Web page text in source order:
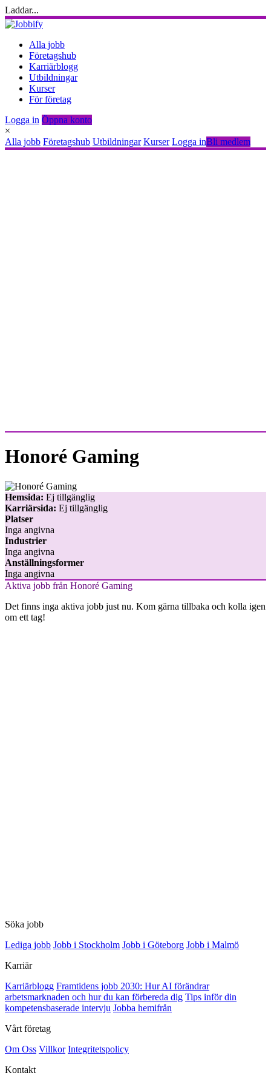
Laddar...
Alla jobb
Företagshub
Karriärblogg
Utbildningar
Kurser
För företag
Logga in Öppna konto
×
Alla jobb Företagshub Utbildningar Kurser Logga inBli medlem
Honoré Gaming
Hemsida: Ej tillgänglig
Karriärsida: Ej tillgänglig
Platser
Inga angivna
Industrier
Inga angivna
Anställningsformer
Inga angivna
Aktiva jobb från Honoré Gaming
Det finns inga aktiva jobb just nu. Kom gärna tillbaka och kolla igen
om ett tag!
Söka jobb
Lediga jobb Jobb i Stockholm Jobb i Göteborg Jobb i Malmö
Karriär
Karriärblogg Framtidens jobb 2030: Hur AI förändrar
arbetsmarknaden och hur du kan förbereda dig Tips inför din
kompetensbaserade intervju Jobba hemifrån
Vårt företag
Om Oss Villkor Integritetspolicy
Kontakt